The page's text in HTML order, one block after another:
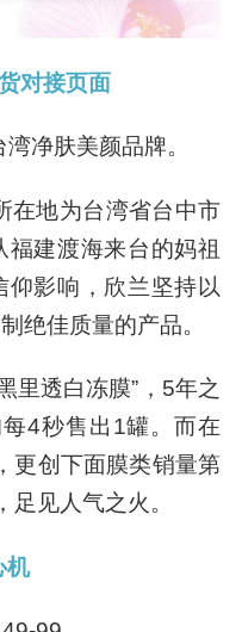
对接页面
净肤美颜品牌。
在地为台湾省台中市
建渡海来台的妈祖
影响，欣兰坚持以
绝佳质量的产品。
里透白冻膜”，5年之
4秒售出1罐。而在
更创下面膜类销量第
见人气之火。
机